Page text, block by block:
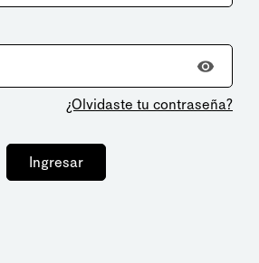
¿Olvidaste tu contraseña?
Ingresar